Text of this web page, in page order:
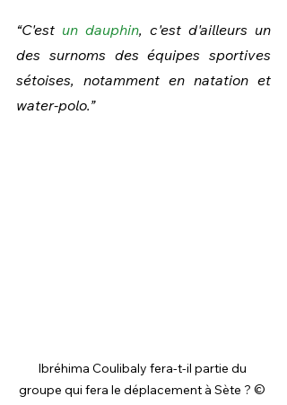
“C'est un dauphin, c'est d'ailleurs un
des surnoms des équipes sportives
sétoises, notamment en natation et
water-polo.”
Ibréhima Coulibaly fera-t-il partie du
groupe qui fera le déplacement à Sète ? ©